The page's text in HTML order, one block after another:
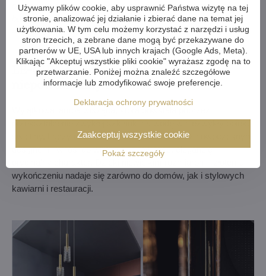
prezentuje się nad toaletką, w salonie kosmetycznym lub
butiku z damską odzieżą".
– Yana Vyshnevska, designerka wnętrz
LE-CHE-A – lampa z historią i
niepowtarzalnym urokiem
Wyjątkowa lampa wisząca, która powstała poprzez
świetlny. Łączy czeskie rzemiosło szklarskie z nowoczesnym
designem i wnosi do wnętrza zabawność, elegancję i
wykończeniu nadaje się zarówno do domów, jak i stylowych
kawiarni i restauracji.
Używamy plików cookie, aby usprawnić Państwa wizytę na tej
stronie, analizować jej działanie i zbierać dane na temat jej
użytkowania. W tym celu możemy korzystać z narzędzi i usług
stron trzecich, a zebrane dane mogą być przekazywane do
partnerów w UE, USA lub innych krajach (Google Ads, Meta).
Klikając "Akceptuj wszystkie pliki cookie" wyrażasz zgodę na to
przetwarzanie. Poniżej można znaleźć szczegółowe
informacje lub zmodyfikować swoje preferencje.
Deklaracja ochrony prywatności
Pokaż szczegóły
Zaakceptuj wszystkie cookie